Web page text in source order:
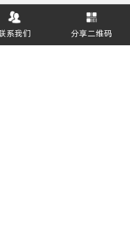
系我们 分享二维码